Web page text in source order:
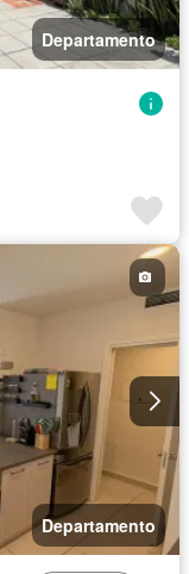
Departamento
Departamento